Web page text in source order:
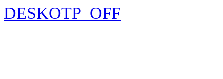
DESKOTP_OFF